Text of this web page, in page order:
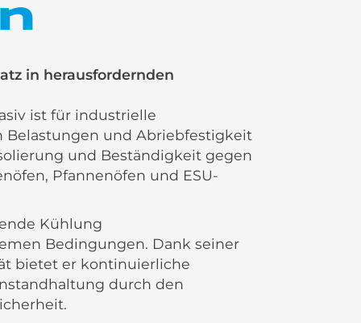
in herausfordernden
ist für industrielle
und Abriebfestigkeit
und Beständigkeit gegen
Pfannenöfen und ESU-
Kühlung
Bedingungen. Dank seiner
bietet er kontinuierliche
durch den